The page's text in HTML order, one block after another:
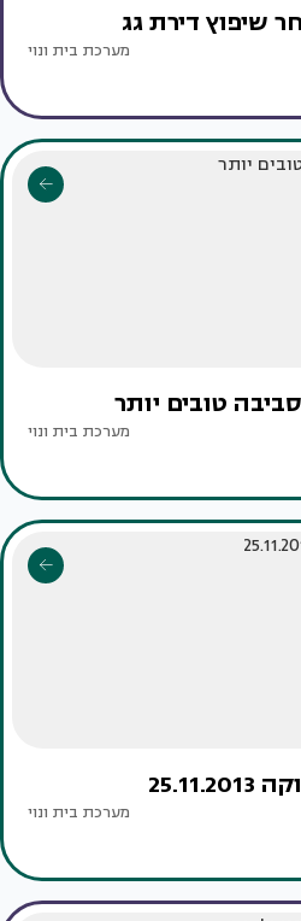
שיפוץ דירת גג
מערכת בית ונוי
טובים יותר
מערכת בית ונוי
מערכת בית ונוי